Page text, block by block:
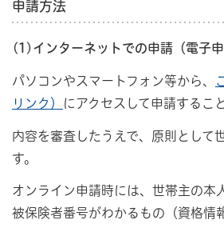
申請方法
(1)インターネットでの申請（電子申
パソコンやスマートフォン等から、
リンク）
にアクセスして申請するこ
内容を審査したうえで、原則として
す。
オンライン申請時には、世帯主の本
被保険者番号がわかるもの（資格情